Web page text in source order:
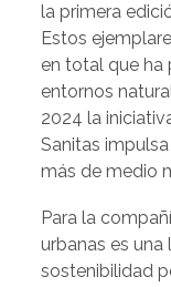
la primera
Estos
en total que ha
entornos
2024 la
Sanitas
más de medio
Para la
urbanas es
sostenibilidad